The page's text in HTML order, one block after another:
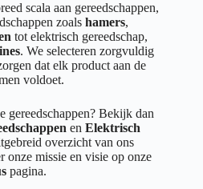
scala aan gereedschappen,
zoalshamers,
tot elektrisch gereedschap,
. We selecteren zorgvuldig
dat elk product aan de
voldoet.
gereedschappen? Bekijk dan
enElektrisch
overzicht van ons
onze missie en visie op onze
pagina.